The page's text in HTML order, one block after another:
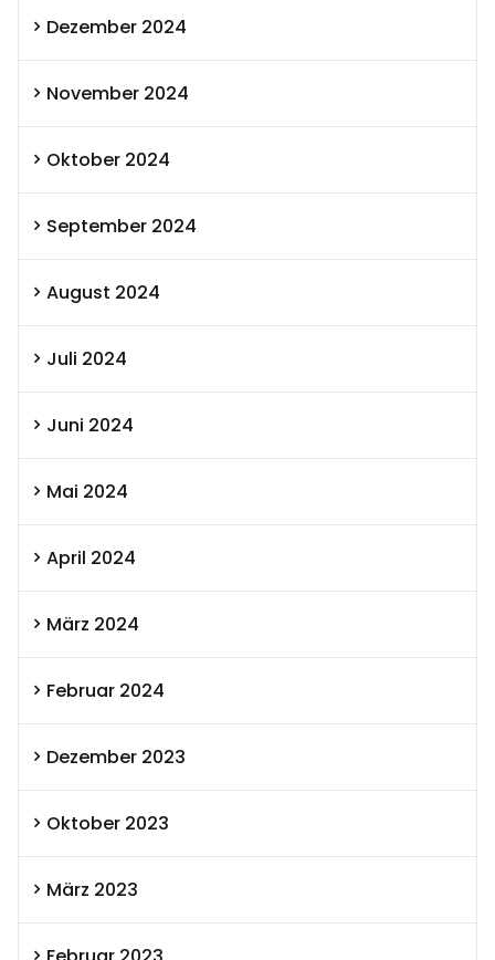
Dezember 2024
November 2024
Oktober 2024
September 2024
August 2024
Juli 2024
Juni 2024
Mai 2024
April 2024
März 2024
Februar 2024
Dezember 2023
Oktober 2023
März 2023